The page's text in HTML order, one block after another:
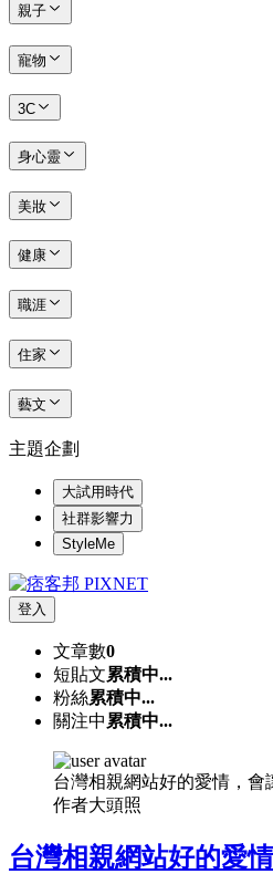
親子
寵物
3C
身心靈
美妝
健康
職涯
住家
藝文
主題企劃
大試用時代
社群影響力
StyleMe
登入
文章數0
短貼文累積中...
粉絲累積中...
關注中 累積中...
台灣相親網站好的愛情，會
作者大頭照
台灣相親網站好的愛